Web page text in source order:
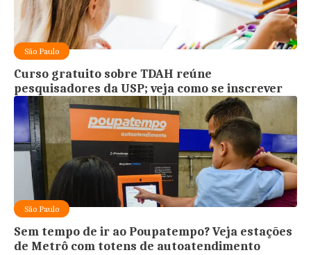
São Paulo
Curso gratuito sobre TDAH reúne
pesquisadores da USP; veja como se inscrever
São Paulo
Sem tempo de ir ao Poupatempo? Veja estações
de Metrô com totens de autoatendimento